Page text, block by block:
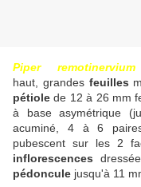
Piper remotinervium
haut, grandes feuilles
pétiolede 12 à 26 mm
à base asymétrique
acuminé, 4 à 6
pubescent sur les 2
inflorescences
pédoncule jusqu'à 11